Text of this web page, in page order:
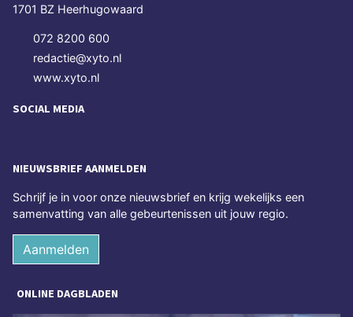
1701 BZ Heerhugowaard
072 8200 600
redactie@xyto.nl
www.xyto.nl
SOCIAL MEDIA
NIEUWSBRIEF AANMELDEN
Schrijf je in voor onze nieuwsbrief en krijg wekelijks een
samenvatting van alle gebeurtenissen uit jouw regio.
Aanmelden
ONLINE DAGBLADEN